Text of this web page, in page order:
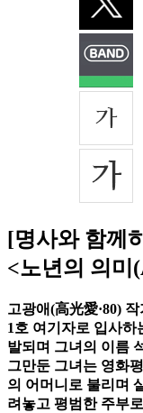
[명사와 함께
<노년의 의
고광애(高光愛·80)
1호 여기자로 입사하
발되며 그녀의 이름
그만둔 그녀는 영화
의 어머니로 불리며
려놓고 평범한 주부